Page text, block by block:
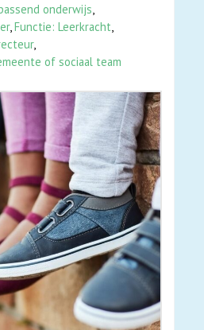
onderwijs
,Functie: Leerkracht
,
of sociaal team